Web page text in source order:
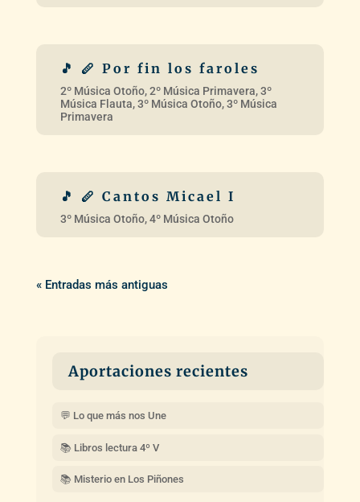
« Entradas más antiguas
Aportaciones recientes
💬 Lo que más nos Une
📚 Libros lectura 4º V
📚 Misterio en Los Piñones